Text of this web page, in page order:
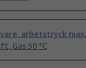
arbetstryck
Gas 50 °C